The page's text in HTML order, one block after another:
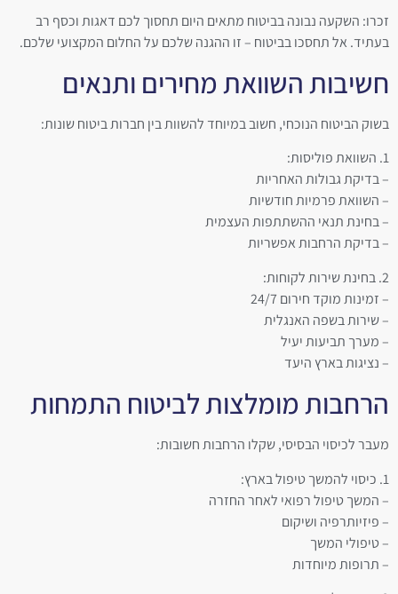
זכרו: השקעה נבונה בביטוח מתאים היום תחסוך לכם דאגות וכסף רב
בעתיד. אל תחסכו בביטוח – זו ההגנה שלכם על החלום המקצועי שלכם.
חשיבות השוואת מחירים ותנאים
בשוק הביטוח הנוכחי, חשוב במיוחד להשוות בין חברות ביטוח שונות:
1. השוואת פוליסות:
– בדיקת גבולות האחריות
– השוואת פרמיות חודשיות
– בחינת תנאי ההשתתפות העצמית
– בדיקת הרחבות אפשריות
2. בחינת שירות לקוחות:
– זמינות מוקד חירום 24/7
– שירות בשפה האנגלית
– מערך תביעות יעיל
– נציגות בארץ היעד
הרחבות מומלצות לביטוח התמחות
מעבר לכיסוי הבסיסי, שקלו הרחבות חשובות:
1. כיסוי להמשך טיפול בארץ:
– המשך טיפול רפואי לאחר החזרה
– פיזיותרפיה ושיקום
– טיפולי המשך
– תרופות מיוחדות